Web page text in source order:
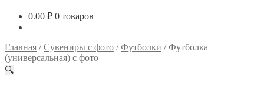
0.00 ₽ 0 товаров
Главная /Сувениры с фото /Футболки /Футболка
(универсальная) с фото
🔍